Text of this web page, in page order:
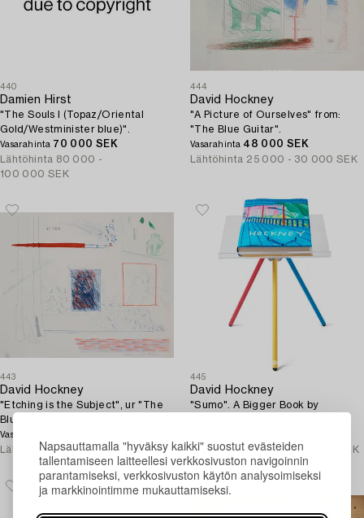
Napsauttamalla "hyväksy kaikki" suostut evästeiden
tallentamiseen laitteellesi verkkosivuston navigoinnin
parantamiseksi, verkkosivuston käytön analysoimiseksi
ja markkinointimme mukauttamiseksi.
440
Damien Hirst
"The Souls I (Topaz/Oriental
Gold/Westminister blue)".
Vasarahinta 70 000 SEK
Lähtöhinta 80 000 -
100 000 SEK
444
David Hockney
"A Picture of Ourselves" from:
"The Blue Guitar".
Vasarahinta 48 000 SEK
Lähtöhinta 25 000 - 30 000 SEK
443
David Hockney
"Etching is the Subject", ur "The
Blue Guitar".
Vasarahinta
Lähtöhinta 20 000 - 25 000 SEK
445
David Hockney
"Sumo". A Bigger Book by
Lähtöhinta 30 000 - 40 000 SEK